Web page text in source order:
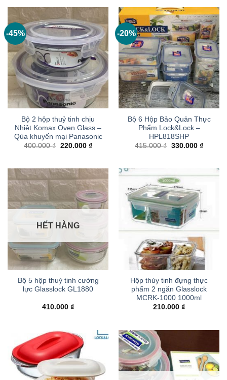
-45%
Bộ 2 hộp thuỷ tinh chịu
Nhiệt Komax Oven Glass –
Qùa khuyến mại Panasonic
400.000₫ Giá
220.000 ₫Giá
220.000 ₫.
-20%
Bộ 6 Hộp Bảo Quản Thực
Phẩm Lock&Lock –
HPL818SHP
415.000₫ Giá
330.000 ₫Giá
HẾT HÀNG
Bộ 5 hộp thuỷ tinh cường
lực Glasslock GL1880
410.000 ₫
Hộp thủy tinh đựng thực
phẩm 2 ngăn Glasslock
MCRK-1000 1000ml
210.000 ₫